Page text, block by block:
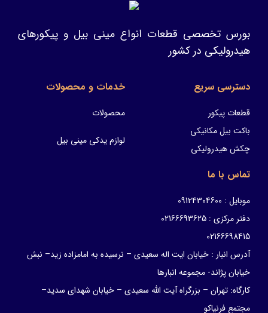
بورس تخصصی قطعات انواع مینی بیل و پیکورهای
هیدرولیکی در کشور
دسترسی سریع
قطعات پیکور
باکت بیل مکانیکی
چکش هیدرولیکی
خدمات و محصولات
محصولات
لوازم یدکی مینی بیل
تماس با ما
موبایل : 09124304600
دفتر مرکزی : 02166693625
02166698415
آدرس انبار : خیابان ایت اله سعیدی – نرسیده به امامزاده زید– نبش
خیابان پژاند- مجموعه انبارها
کارگاه: تهران – بزرگراه آیت الله سعیدی – خیابان شهدای سدید–
مجتمع فرنیاکو